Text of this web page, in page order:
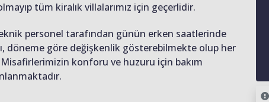
tüm kiralık villalarımız için geçerlidir.
personel tarafından günün erken saatlerinde
döneme göre değişkenlik gösterebilmekte olup her
konforu ve huzuru için bakım